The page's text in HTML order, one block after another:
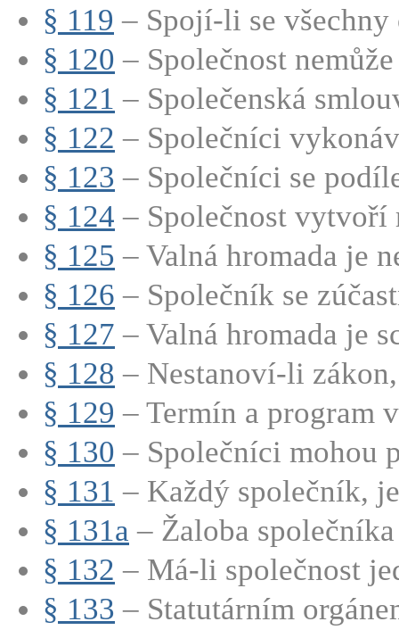
§ 119 – Spojí-li se všechny
§ 120 – Společnost
§ 121 – Společenská
§ 122 – Společníci
§ 123 – Společníci se
§ 124 – Společnost vytvoří
§ 125 – Valná hromada je
§ 126 – Společník se
§ 127 – Valná hromada je
§ 128 – Nestanoví-li
§ 129 – Termín a program
§ 130 – Společníci mohou
§ 131 – Každý společník,
§ 131a – Žaloba společníka
§ 132 – Má-li společnost
§ 133 – Statutárním